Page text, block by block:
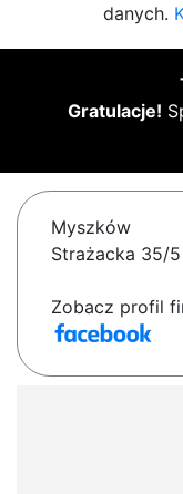
danych.
Gratulacje!
Myszków
Strażacka 35/5
Zobacz profil